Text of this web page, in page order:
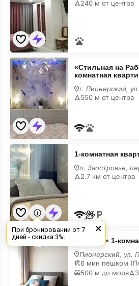
1
240 м от центра
«Стильная
на
Рабочей
6Б»
2х-
комнатная
квартира
«Стильная на
комнатная
г. Пионерский,
550 м от центра
1-
комнатная
квартира
Сиреневый
1
1-комнатная
п. Заостровье,
2.7 км от центра
«Ван
Гог»
комнатная
квартира
«Ван Гог» 1-
Пионерский, ул.
6 мин пешком
500 м до моря
×
При бронировании от 7
дней - скидка 3%.